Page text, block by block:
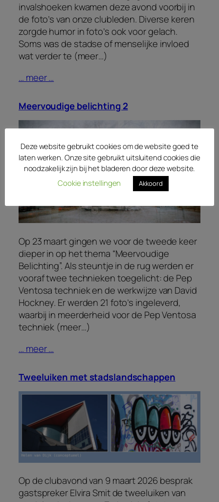
invalshoeken kwamen deze avond voorbij in
de foto’s van onze clubleden. Diverse keren
zorgde humor in foto’s ook voor gelach.
Soms was de stadse of menselijke invloed
wat verder te (meer…)
… meer …
Meervoudige belichting 2
Op 23 maart gingen we voor de tweede keer
dieper in op het thema “Meervoudige
Belichting”. Als steuntje in de rug werden er
vooraf twee technieken toegelicht: de Pep
Ventosa techniek en de werkwijze van David
Hockney. Er werden 21 foto’s ingeleverd,
waarbij in meerderheid voor de Pep Ventosa
techniek (meer…)
… meer …
Tweeluiken met stadslandschappen
Op de clubavond van 9 maart 2026 besprak
gastspreker Elvira Smit de tweeluiken van
Deze website gebruikt cookies om de website goed te
laten werken. Onze site gebruikt uitsluitend cookies die
noodzakelijk zijn bij het bladeren door deze website.
Cookie instellingen
Akkoord